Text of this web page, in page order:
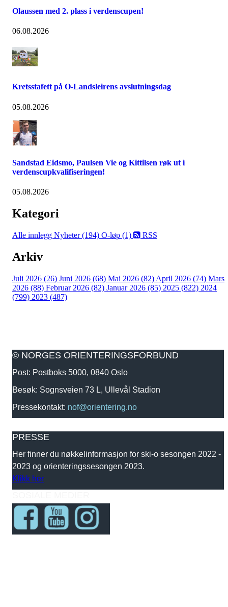
Olaussen med 2. plass i verdenscupen!
06.08.2026
Kretsstafett på O-Landsleirens avslutningsdag
05.08.2026
Sandstad Eidsmo, Paulsen Vie og Kittilsen røk ut i
verdenscupkvalifiseringen!
05.08.2026
Kategori
Alle innlegg Nyheter (194) O-løp (1) RSS
Arkiv
Juli 2026 (26) Juni 2026 (68) Mai 2026 (82) April 2026 (74) Mars
2026 (88) Februar 2026 (82) Januar 2026 (85) 2025 (822) 2024
(799) 2023 (487)
© NORGES ORIENTERINGSFORBUND
Post: Postboks 5000, 0840 Oslo
Besøk: Sognsveien 73 L, Ullevål Stadion
Pressekontakt: nof@orientering.no
PRESSE
Her finner du nøkkelinformasjon for ski-o sesongen 2022 -
2023 og orienteringssesongen 2023.
Klikk her